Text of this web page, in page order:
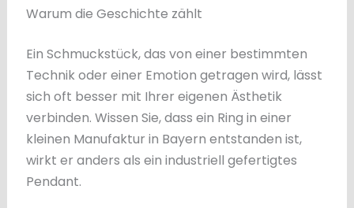
Warum die Geschichte zählt
Ein Schmuckstück, das von einer bestimmten
Technik oder einer Emotion getragen wird, lässt
sich oft besser mit Ihrer eigenen Ästhetik
verbinden. Wissen Sie, dass ein Ring in einer
kleinen Manufaktur in Bayern entstanden ist,
wirkt er anders als ein industriell gefertigtes
Pendant.